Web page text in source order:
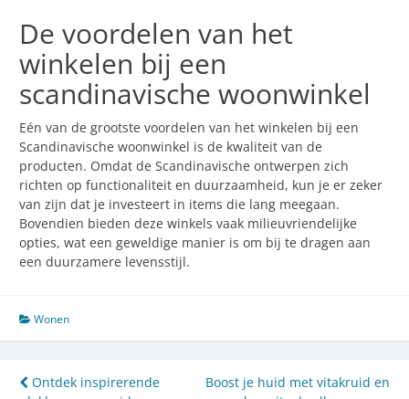
De voordelen van het
winkelen bij een
scandinavische woonwinkel
Eén van de grootste voordelen van het winkelen bij een
Scandinavische woonwinkel is de kwaliteit van de
producten. Omdat de Scandinavische ontwerpen zich
richten op functionaliteit en duurzaamheid, kun je er zeker
van zijn dat je investeert in items die lang meegaan.
Bovendien bieden deze winkels vaak milieuvriendelijke
opties, wat een geweldige manier is om bij te dragen aan
een duurzamere levensstijl.
Wonen
Post
Ontdek inspirerende
Boost je huid met vitakruid en